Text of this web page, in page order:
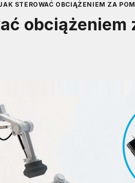
STEROWAĆ OBCIĄŻENIEM ZA
obciążeniem